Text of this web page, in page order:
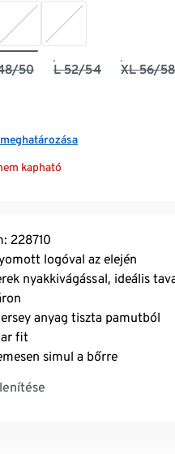
50 L 52/54 XL 56/58
kapható
228710
logóval az elején
nyakkivágással, ideális
anyag tiszta pamutból
fit
simul a bőrre
mozgásszabadság és